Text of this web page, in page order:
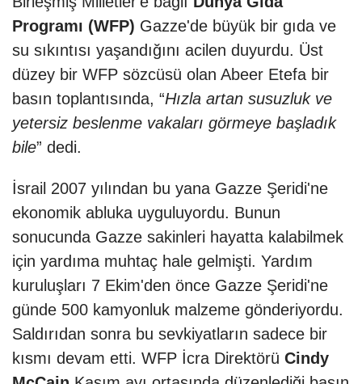
Programı (WFP) Gazze'de büyük bir gıda ve
su sıkıntısı yaşandığını acilen duyurdu. Üst
düzey bir WFP sözcüsü olan Abeer Etefa bir
basın toplantısında, “Hızla artan susuzluk ve
yetersiz beslenme vakaları görmeye başladık
bile” dedi.
İsrail 2007 yılından bu yana Gazze Şeridi'ne
ekonomik abluka uyguluyordu. Bunun
sonucunda Gazze sakinleri hayatta kalabilmek
için yardıma muhtaç hale gelmişti. Yardım
kuruluşları 7 Ekim'den önce Gazze Şeridi'ne
günde 500 kamyonluk malzeme gönderiyordu.
Saldırıdan sonra bu sevkiyatların sadece bir
kısmı devam etti. WFP İcra Direktörü Cindy